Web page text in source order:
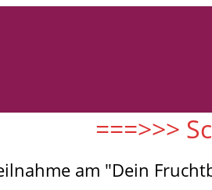
===>>>
am "Dein